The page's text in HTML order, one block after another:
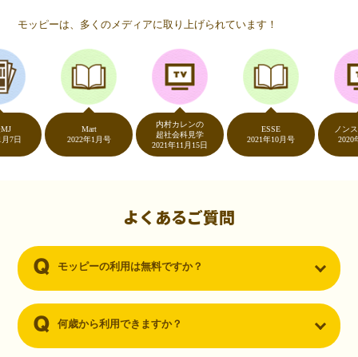
（20代・女性）
友達に勧められてモッピーをはじめました。空いた時間にスマホで買
い物をすることが多いのですが、モッピーを経由するだけでショップ
のポイントとモッピーのポイントが二重で貯まることを知り、ビック
リ…！いつものネットショッピングをモッピーを経由するだけでポイ
ントが貯まるなんて…もっと早く教えてほしかった～！貯まったポイ
ントはギフト券に交換して、プチ贅沢を楽しんでます♪
（30代・男性）
ーを知りました。クレジットカードを発行するだけでポイントが貯ま
るならと無料登録して、クレジットカードの発行やアプリダウンロー
モッピーは、多くのメディアに取り上げられています！
2022年1月号
内村カレンの
超社会科見学
2021年11月15日
2021年10月号
ノンストッ
2020年5月
よくあるご質問
モッピーの利用は無料ですか？
何歳から利用できますか？